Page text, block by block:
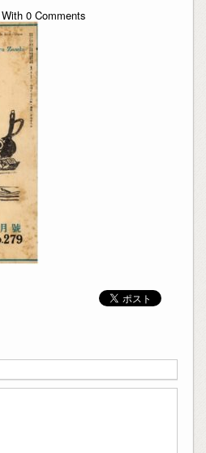
With 0Comments